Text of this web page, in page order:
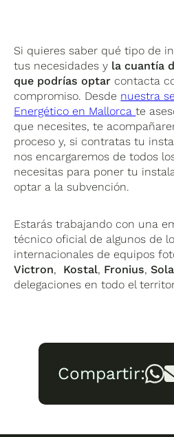
Si quieres saber qué tipo de
tus necesidades y la cuantía
que podrías optar contacta
compromiso. Desde nuestra
Energético en Mallorcate
que necesites, te
proceso y, si contratas tu
nos encargaremos de todos
necesitas para poner tu
optar a la subvención.
Estarás trabajando con una
técnico oficial de algunos de
internacionales de equipos
Victron, Kostal, Fronius,
delegaciones en todo el
Compartir: